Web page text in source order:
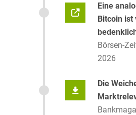
Eine
Bitcoin ist
Börsen-
2026
Die